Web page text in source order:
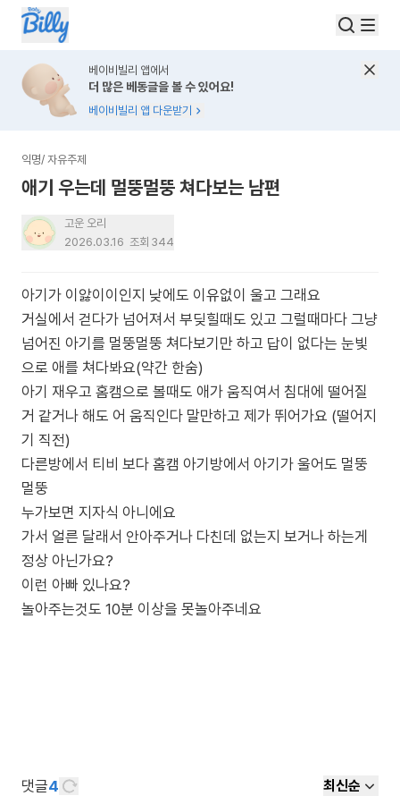
베이비빌리 앱에서
더 많은 베동글을 볼 수 있어요!
베이비빌리 앱 다운받기
익명/ 자유주제
애기 우는데 멀뚱멀뚱 쳐다보는 남편
고운 오리
2026.03.16 조회 344
아기가 이앓이이인지 낮에도 이유없이 울고 그래요
거실에서 걷다가 넘어져서 부딪힐때도 있고 그럴때마다 그냥
넘어진 아기를 멀뚱멀뚱 쳐다보기만 하고 답이 없다는 눈빛
으로 애를 쳐다봐요(약간 한숨)
아기 재우고 홈캠으로 볼때도 애가 움직여서 침대에 떨어질
거 같거나 해도 어 움직인다 말만하고 제가 뛰어가요 (떨어지
기 직전)
다른방에서 티비 보다 홈캠 아기방에서 아기가 울어도 멀뚱
멀뚱
누가보면 지자식 아니에요
가서 얼른 달래서 안아주거나 다친데 없는지 보거나 하는게
정상 아닌가요?
이런 아빠 있나요?
놀아주는것도 10분 이상을 못놀아주네요
댓글4 최신순